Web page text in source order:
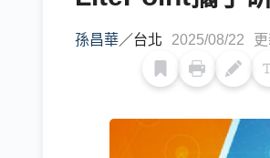
孫昌華／台北 2025/08/22